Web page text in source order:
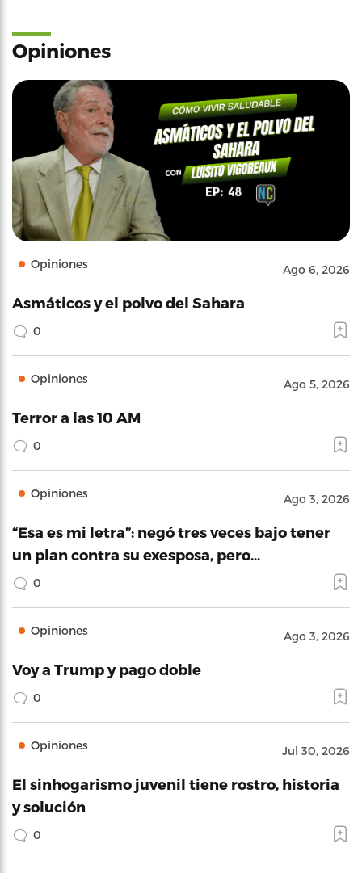
Opiniones
Opiniones Ago 6, 2026
Asmáticos y el polvo del Sahara
0
Opiniones Ago 5, 2026
Terror a las 10 AM
0
Opiniones Ago 3, 2026
“Esa es mi letra”: negó tres veces bajo tener
un plan contra su exesposa, pero…
0
Opiniones Ago 3, 2026
Voy a Trump y pago doble
0
Opiniones Jul 30, 2026
El sinhogarismo juvenil tiene rostro, historia
y solución
0